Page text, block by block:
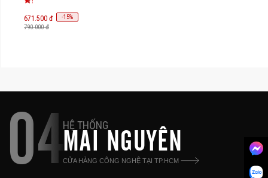
671.500 đ -15%
790.000 đ
04HỆ THỐNG
MAI NGUYÊN
CỬA HÀNG CÔNG NGHỆ TẠI TP.HCM